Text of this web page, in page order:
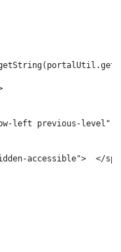
left previous-
accessible">  </